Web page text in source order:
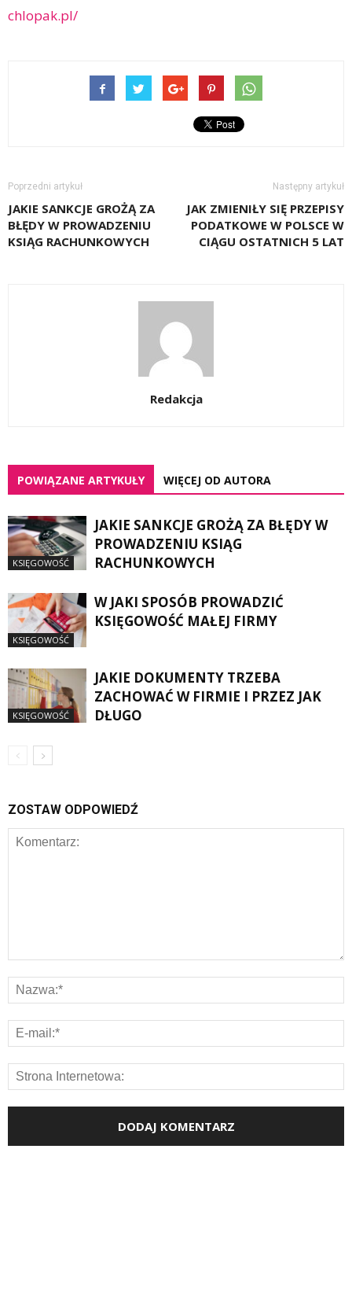
chlopak.pl/
Poprzedni artykuł
JAKIE SANKCJE GROŻĄ ZA
BŁĘDY W PROWADZENIU
KSIĄG RACHUNKOWYCH
Następny artykuł
JAK ZMIENIŁY SIĘ PRZEPISY
PODATKOWE W POLSCE W
CIĄGU OSTATNICH 5 LAT
Redakcja
POWIĄZANE ARTYKUŁY WIĘCEJ OD AUTORA
KSIĘGOWOŚĆ
JAKIE SANKCJE GROŻĄ ZA BŁĘDY W
PROWADZENIU KSIĄG
RACHUNKOWYCH
KSIĘGOWOŚĆ
W JAKI SPOSÓB PROWADZIĆ
KSIĘGOWOŚĆ MAŁEJ FIRMY
KSIĘGOWOŚĆ
JAKIE DOKUMENTY TRZEBA
ZACHOWAĆ W FIRMIE I PRZEZ JAK
DŁUGO
ZOSTAW ODPOWIEDŹ